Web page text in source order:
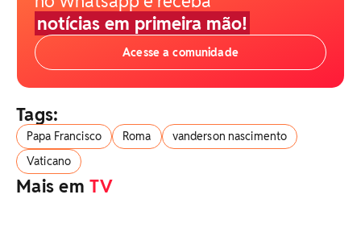
notícias em primeira mão!
Acesse a comunidade
Tags:
Papa Francisco Roma
vanderson nascimento
Vaticano
Mais emTV